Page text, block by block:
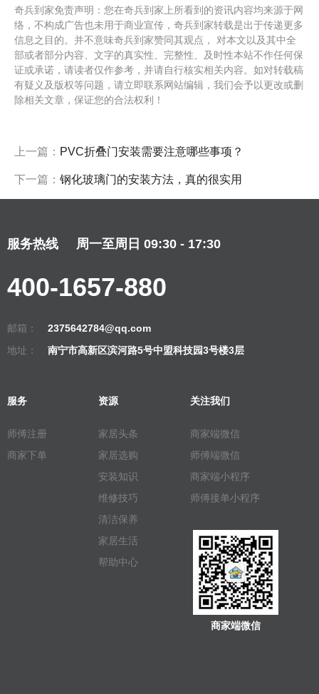
奇兵到家免责声明：您在奇兵到家上所看到的资讯内容均来源于网
络，不构成广告也未用于商业宣传，奇兵到家转载是出于传递更多
信息之目的。并不意味奇兵到家赞同其观点， 对本文以及其中全
部或者部分内容、文字的真实性、完整性、及时性本站不作任何保
证或承诺，请读者仅作参考，并请自行核实相关内容。如对转载稿
有疑义及版权等问题，请立即联系网站编辑，我们会予以更改或删
除相关文章，保证您的合法权利！
上一篇： PVC折叠门安装需要注意哪些事项？
下一篇： 钢化玻璃门的安装方法，真的很实用
服务热线 周一至周日 09:30 - 17:30
400-1657-880
邮箱：
2375642784@qq.com
地址：
南宁市高新区滨河路5号中盟科技园3号楼3层
服务
师傅注册
商家下单
资源
家居头条
家居选购
安装知识
维修技巧
清洁保养
家居生活
帮助中心
关注我们
商家端微信
师傅端微信
商家端小程序
师傅接单小程序
商家端微信